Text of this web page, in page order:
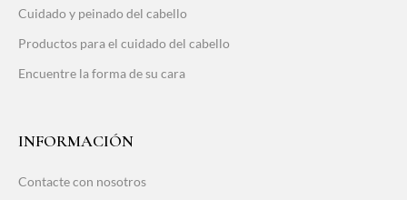
Cuidado y peinado del cabello
Productos para el cuidado del cabello
Encuentre la forma de su cara
INFORMACIÓN
Contacte con nosotros